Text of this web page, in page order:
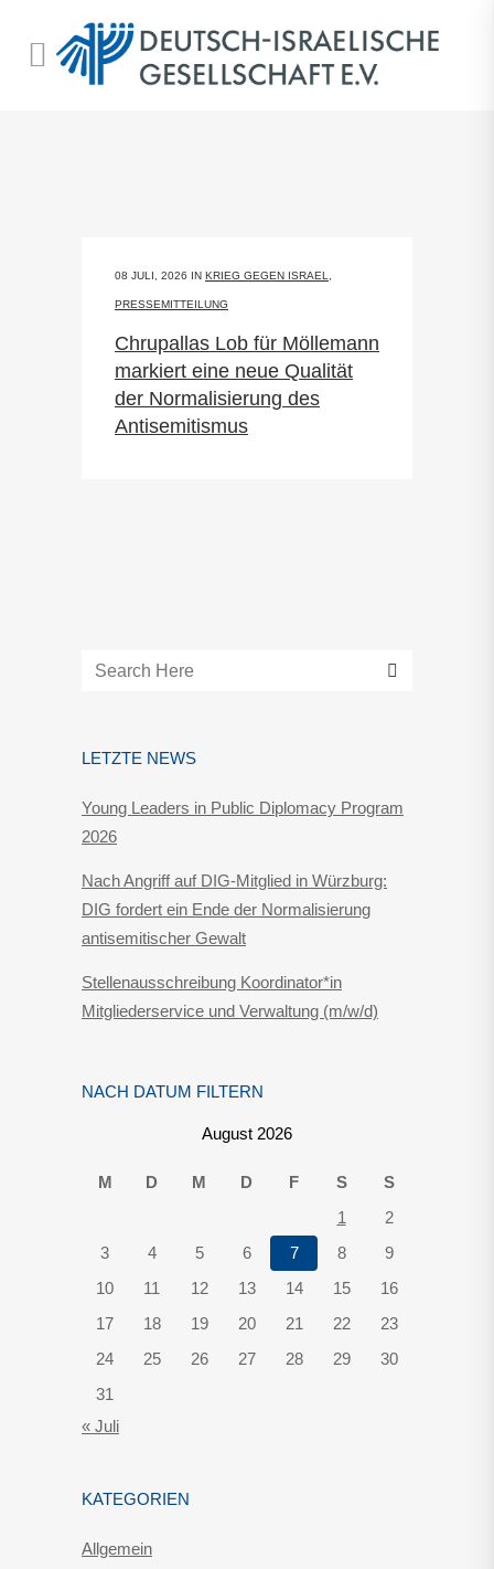
08 JULI, 2026 IN KRIEG GEGEN ISRAEL
PRESSEMITTEILUNG
Chrupallas Lob für Möllemann
markiert eine neue Qualität
der Normalisierung des
Antisemitismus
LETZTE NEWS
Young Leaders in Public Diplomacy Program
2026
Nach Angriff auf DIG-Mitglied in Würzburg:
DIG fordert ein Ende der Normalisierung
antisemitischer Gewalt
Stellenausschreibung Koordinator*in
Mitgliederservice und Verwaltung (m/w/d)
NACH DATUM FILTERN
August 2026
M D M D F S
S
1
2
3
4 5 6 7 8
9
10
11 12 13 14 15
16
17
18 19 20 21 22
23
24
25 26 27 28 29
30
31
« Juli
KATEGORIEN
Allgemein